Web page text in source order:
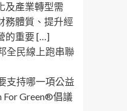
及產業轉型需
務體質、提升經
的重要 […]
全民線上跑串聯
支持哪一項公益
For Green®倡議